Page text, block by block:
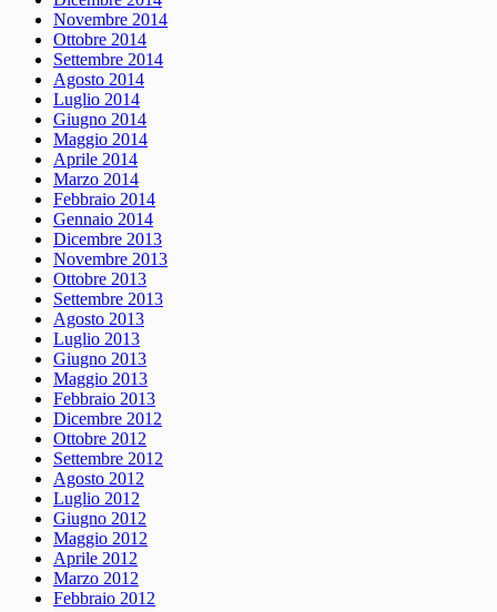
Novembre 2014
Ottobre 2014
Settembre 2014
Agosto 2014
Luglio 2014
Giugno 2014
Maggio 2014
Aprile 2014
Marzo 2014
Febbraio 2014
Gennaio 2014
Dicembre 2013
Novembre 2013
Ottobre 2013
Settembre 2013
Agosto 2013
Luglio 2013
Giugno 2013
Maggio 2013
Febbraio 2013
Dicembre 2012
Ottobre 2012
Settembre 2012
Agosto 2012
Luglio 2012
Giugno 2012
Maggio 2012
Aprile 2012
Marzo 2012
Febbraio 2012